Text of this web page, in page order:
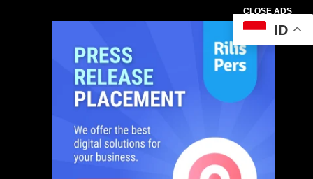
CLOSE ADS
ID